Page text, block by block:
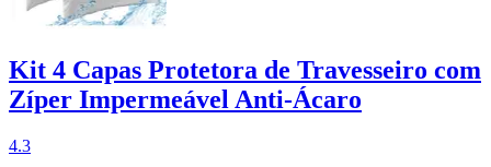
Kit 4 Capas Protetora de Travesseiro com
Zíper Impermeável Anti-Ácaro
4.3